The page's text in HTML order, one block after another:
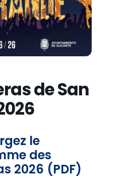
de San
le
des
2026 (PDF)